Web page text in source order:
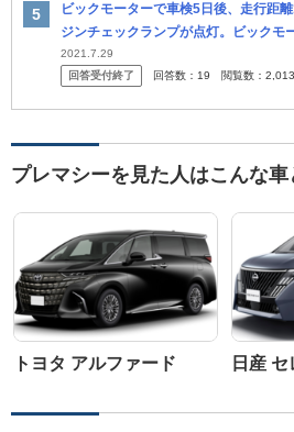
ビックモーターで車検5日後、走行距
ジンチェックランプが点灯。ビックモ
原因がうちではわからない為、マツダ
と。 ...
2021.7.29
回答受付終了
回答数： 19 閲覧数： 2,013
プレマシーを見た人はこんな
トヨタ アルファード 日産 セ